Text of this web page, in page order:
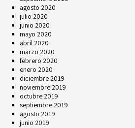
agosto 2020
julio 2020
junio 2020
mayo 2020
abril 2020
marzo 2020
febrero 2020
enero 2020
diciembre 2019
noviembre 2019
octubre 2019
septiembre 2019
agosto 2019
junio 2019